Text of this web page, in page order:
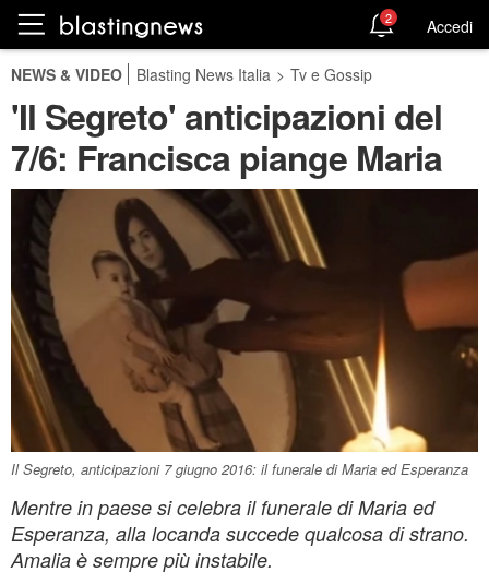
2 Accedi
NEWS & VIDEO Blasting News Italia > Tv e Gossip
'Il Segreto' anticipazioni del
7/6: Francisca piange Maria
Il Segreto, anticipazioni 7 giugno 2016: il funerale di Maria ed Esperanza
Mentre in paese si celebra il funerale di Maria ed
Esperanza, alla locanda succede qualcosa di strano.
Amalia è sempre più instabile.